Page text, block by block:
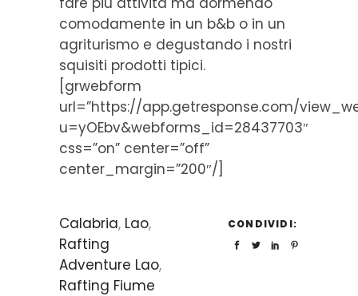
comodamente in un b&b o in un
agriturismo e degustando i nostri
squisiti prodotti tipici.
[grwebform
url=”https://app.getresponse.com/
u=yOEbv&webforms_id=28437703″
css=”on” center=”off”
center_margin=”200″/]
Calabria, Lao,
Rafting
Adventure Lao,
Rafting Fiume
CONDIVIDI: